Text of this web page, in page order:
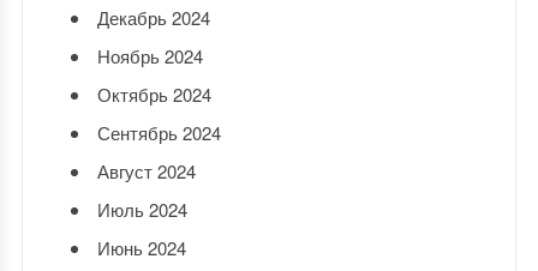
Декабрь 2024
Ноябрь 2024
Октябрь 2024
Сентябрь 2024
Август 2024
Июль 2024
Июнь 2024